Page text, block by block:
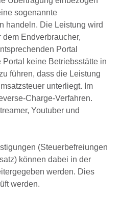
sogenannte
handeln. Die Leistung wird
Endverbraucher,
Portal
keine Betriebsstätte in
führen, dass die Leistung
unterliegt. Im
Charge-Verfahren.
Youtuber und
(Steuerbefreiungen
können dabei in der
werden. Dies
werden.